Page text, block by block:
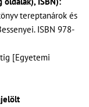
tereptanárok és
ISBN 978-
[Egyetemi